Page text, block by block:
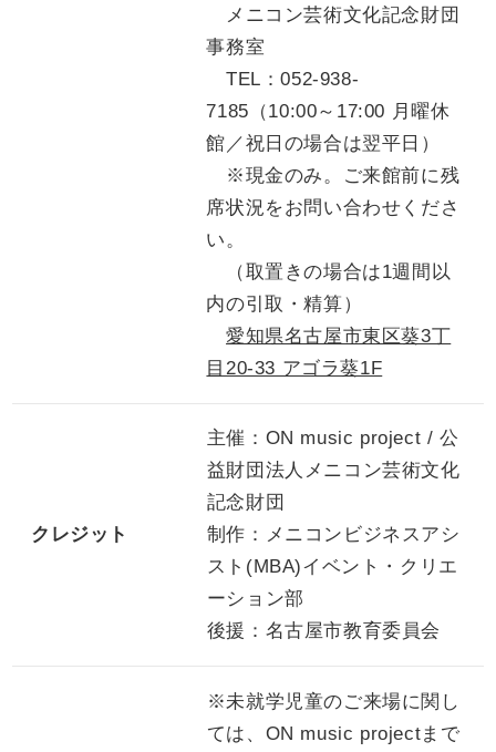
メニコン芸術文化記念財団
事務室
TEL：052-938-
7185（10:00～17:00 月曜休
館／祝日の場合は翌平日）
※現金のみ。ご来館前に残
席状況をお問い合わせくださ
い。
（取置きの場合は1週間以
内の引取・精算）
愛知県名古屋市東区葵3丁
目20-33 アゴラ葵1F
クレジット
主催：ON music project / 公
益財団法人メニコン芸術文化
記念財団
制作：メニコンビジネスアシ
スト(MBA)イベント・クリエ
ーション部
後援：名古屋市教育委員会
※未就学児童のご来場に関し
ては、ON music projectまで